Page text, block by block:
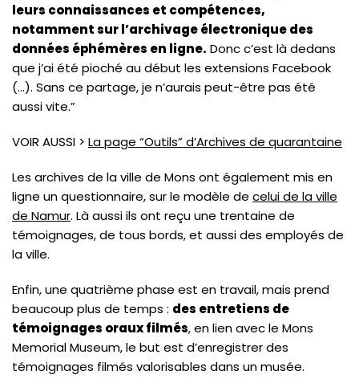
leurs connaissances et compétences,
notamment sur l’archivage électronique des
données éphémères en ligne. Donc c’est là dedans
que j’ai été pioché au début les extensions Facebook
(…). Sans ce partage, je n’aurais peut-être pas été
aussi vite.”
VOIR AUSSI > La page “Outils” d’Archives de quarantaine
Les archives de la ville de Mons ont également mis en
ligne un questionnaire, sur le modèle de celui de la ville
de Namur. Là aussi ils ont reçu une trentaine de
témoignages, de tous bords, et aussi des employés de
la ville.
Enfin, une quatrième phase est en travail, mais prend
beaucoup plus de temps : des entretiens de
témoignages oraux filmés, en lien avec le Mons
Memorial Museum, le but est d’enregistrer des
témoignages filmés valorisables dans un musée.